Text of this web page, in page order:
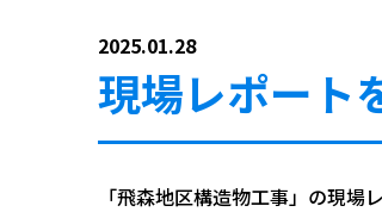
2025.01.28
現場レポート
「飛森地区構造物工事」の現場